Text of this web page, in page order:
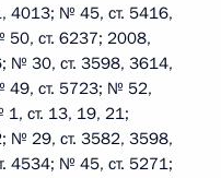
4013; № 45, ст. 5416,
ст. 6237; 2008,
№ 30, ст. 3598, 3614,
ст. 5723; № 52,
ст. 13, 19, 21;
№ 29, ст. 3582, 3598,
4534; № 45, ст. 5271;